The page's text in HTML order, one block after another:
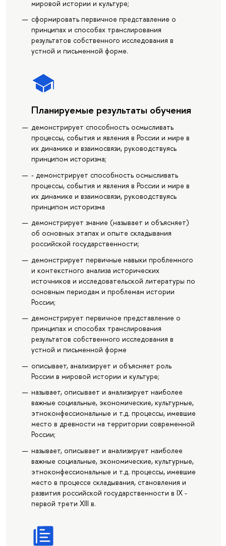
мировой истории и культуре;
сформировать первичное представление о
принципах и способах транслирования
результатов собственного исследования в
устной и письменной форме.
Планируемые результаты обучения
демонстрирует способность осмысливать
процессы, события и явления в России и мире в
их динамике и взаимосвязи, руководствуясь
принципом историзма;
- демонстрирует способность осмысливать
процессы, события и явления в России и мире в
их динамике и взаимосвязи, руководствуясь
принципом историзма
демонстрирует знание (называет и объясняет)
об основных этапах и опыте складывания
российской государственности;
демонстрирует первичные навыки проблемного
и контекстного анализа исторических
источников и исследовательской литературы по
основным периодам и проблемам истории
России;
демонстрирует первичное представление о
принципах и способах транслирования
результатов собственного исследования в
устной и письменной форме
описывает, анализирует и объясняет роль
России в мировой истории и культуре;
называет, описывает и анализирует наиболее
важные социальные, экономические, культурные,
этноконфессиональные и т.д. процессы, имевшие
место в древности на территории современной
России;
называет, описывает и анализирует наиболее
важные социальные, экономические, культурные,
этноконфессиональные и т.д. процессы, имевшие
место в процессе складывания, становления и
развития российской государственности в IX -
первой трети XIII в.